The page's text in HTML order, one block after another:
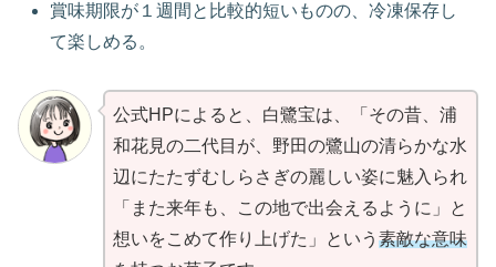
賞味期限が１週間と比較的短いものの、冷凍保存し
て楽しめる。
公式HPによると、白鷺宝は、「その昔、浦
和花見の二代目が、野田の鷺山の清らかな水
辺にたたずむしらさぎの麗しい姿に魅入られ
「また来年も、この地で出会えるように」と
想いをこめて作り上げた」という 素敵な意味